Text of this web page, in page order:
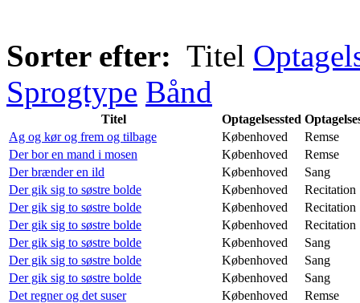
Sorter efter: Titel
Sprogtype Bånd
Titel Optagelsessted
Ag og kør og frem og tilbage
Københoved
Remse
Der bor en mand i mosen
Københoved
Remse
Der brænder en ild
Københoved
Sang
Der gik sig to søstre bolde
Københoved
Recitation
Der gik sig to søstre bolde
Københoved
Recitation
Der gik sig to søstre bolde
Københoved
Recitation
Der gik sig to søstre bolde
Københoved
Sang
Der gik sig to søstre bolde
Københoved
Sang
Der gik sig to søstre bolde
Københoved
Sang
Det regner og det suser
Københoved
Remse